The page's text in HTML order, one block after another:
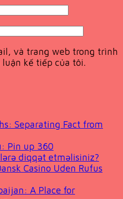
và trang web trong trình
kế tiếp của tôi.
Separating Fact from
Pin up 360
diqqət etməlisiniz?
Casino Uden Rufus
A Place for